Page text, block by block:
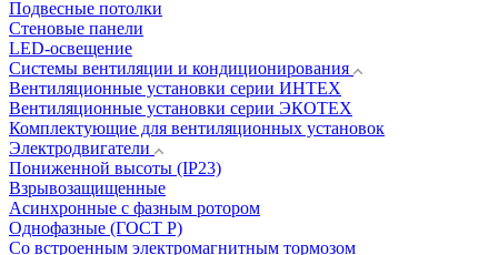
Подвесные потолки
Стеновые панели
LED-освещение
Системы вентиляции и кондиционирования
Вентиляционные установки серии ИНТЕХ
Вентиляционные установки серии ЭКОТЕХ
Комплектующие для вентиляционных установок
Электродвигатели
Пониженной высоты (IP23)
Взрывозащищенные
Асинхронные с фазным ротором
Однофазные (ГОСТ Р)
Со встроенным электромагнитным тормозом